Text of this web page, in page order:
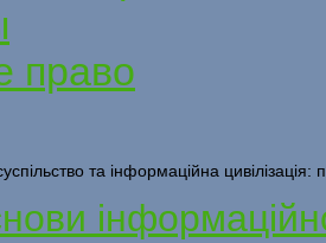
право
та інформаційна цивілізація: